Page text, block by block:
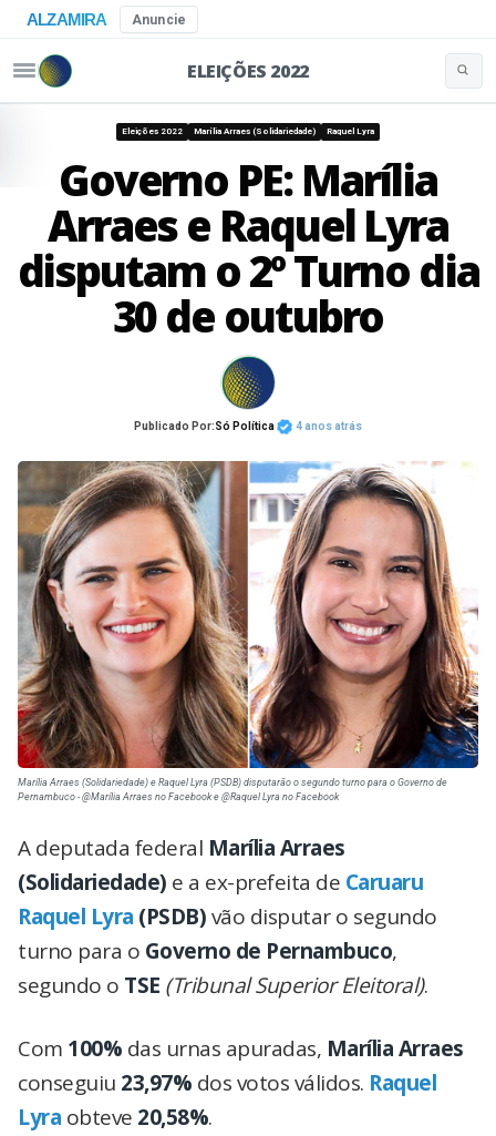
ALZAMIRA Anuncie
ELEIÇÕES 2022
Eleições 2022 Marília Arraes (Solidariedade) Raquel Lyra
Governo PE: Marília
Arraes e Raquel Lyra
disputam o 2º Turno dia
30 de outubro
Publicado Por:Só Política 4 anos atrás
Marília Arraes (Solidariedade) e Raquel Lyra (PSDB) disputarão o segundo turno para o Governo de
Pernambuco - @Marília Arraes no Facebook e @Raquel Lyra no Facebook
A deputada federal Marília Arraes
(Solidariedade) e a ex-prefeita de Caruaru
Raquel Lyra (PSDB)vão disputar o segundo
turno para o Governo de Pernambuco,
segundo o TSE (Tribunal Superior Eleitoral).
Com 100% das urnas apuradas, Marília Arraes
conseguiu 23,97% dos votos válidos. Raquel
Lyra obteve 20,58%.